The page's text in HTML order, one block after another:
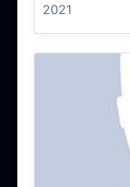
2021